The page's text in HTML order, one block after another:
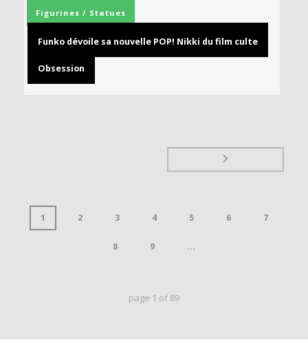
Figurines / Statues
Funko dévoile sa nouvelle POP! Nikki du film culte
Obsession
1 2 3 4 5 6 7
8 9 ...
page 1 of 89